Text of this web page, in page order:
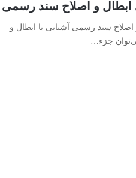
ابطال و اصلاح سند رسمی
سند رسمی آشنایی با ابطال و
جزء…